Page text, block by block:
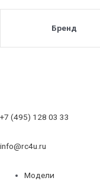
Бренд
+7 (495) 128 03 33
info@rc4u.ru
Модели